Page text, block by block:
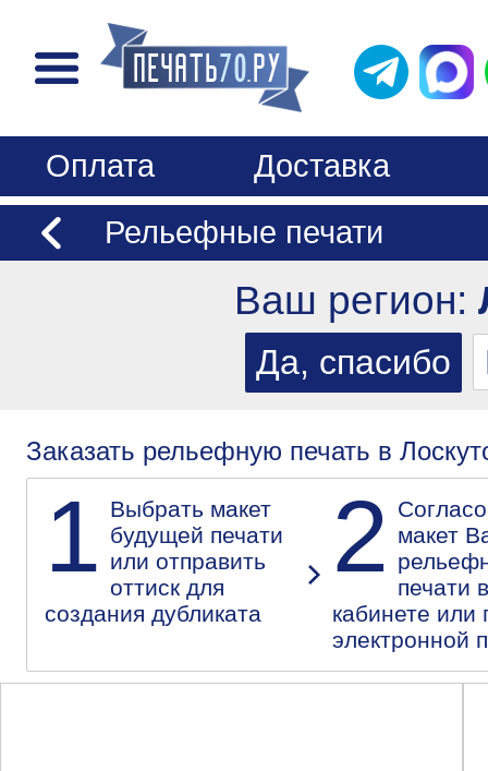
Оплата
Доставка
Рельефные печати
Ваш регион:
Заказать рельефную печать в
1 Выбрать макет
будущей печати
или отправить
оттиск для
создания дубликата
2
макет
печати
кабинете или
электронной